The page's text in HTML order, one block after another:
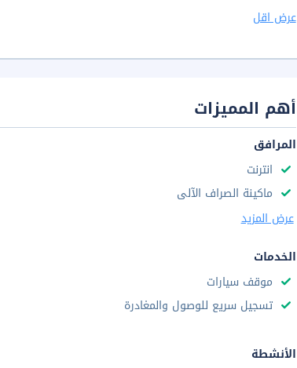
عرض اقل
أهم المميزات
المرافق
انترنت
ماكينة الصراف الآلى
عرض المزيد
الخدمات
موقف سيارات
تسجيل سريع للوصول والمغادرة
الأنشطة